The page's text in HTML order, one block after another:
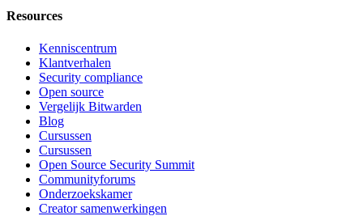
Resources
Kenniscentrum
Klantverhalen
Security compliance
Open source
Vergelijk Bitwarden
Blog
Cursussen
Cursussen
Open Source Security Summit
Communityforums
Onderzoekskamer
Creator samenwerkingen